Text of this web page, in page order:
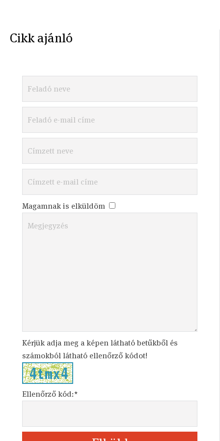
Cikk ajánló
Magamnak is elküldöm
Kérjük adja meg a képen látható betűkből és
számokból látható ellenőrző kódot!
Ellenőrző kód:*